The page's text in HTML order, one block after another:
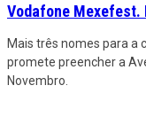
Vodafone Mexefest.
Mais três nomes para a
promete preencher a
Novembro.